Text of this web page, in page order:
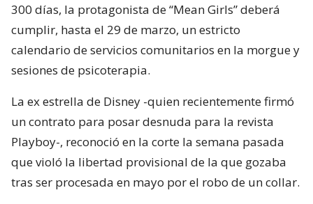
300 días, la protagonista de “Mean Girls” deberá
cumplir, hasta el 29 de marzo, un estricto
calendario de servicios comunitarios en la morgue y
sesiones de psicoterapia.
La ex estrella de Disney -quien recientemente firmó
un contrato para posar desnuda para la revista
Playboy-, reconoció en la corte la semana pasada
que violó la libertad provisional de la que gozaba
tras ser procesada en mayo por el robo de un collar.